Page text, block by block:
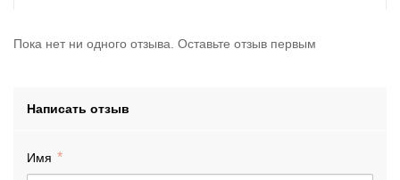
Пока нет ни одного отзыва. Оставьте отзыв первым
Написать отзыв
Имя